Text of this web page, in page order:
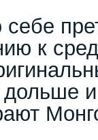
к
дольше